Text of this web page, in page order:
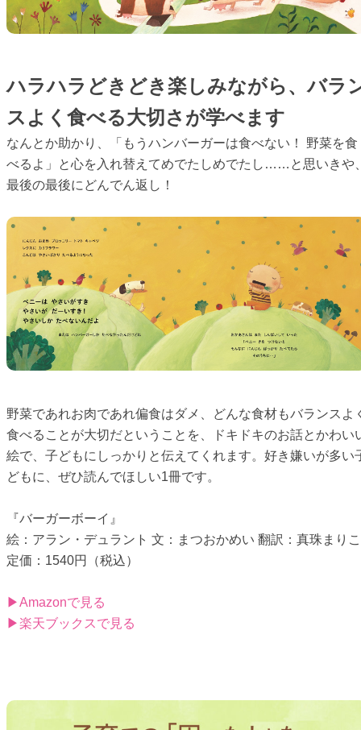
ハラハラどきどき楽しみながら、バラ
スよく食べる大切さが学べます
なんとか助かり、「もうハンバーガーは食べない！ 野菜を食
べるよ」と心を入れ替えてめでたしめでたし……と思いきや
最後の最後にどんでん返し！
野菜であれお肉であれ偏食はダメ、どんな食材もバランスよ
食べることが大切だということを、ドキドキのお話とかわい
絵で、子どもにしっかりと伝えてくれます。好き嫌いが多い
どもに、ぜひ読んでほしい1冊です。
『バーガーボーイ』
絵：アラン・デュラント 文：まつおかめい 翻訳：真珠まりこ
定価：1540円（税込）
▶Amazonで見る
▶楽天ブックスで見る